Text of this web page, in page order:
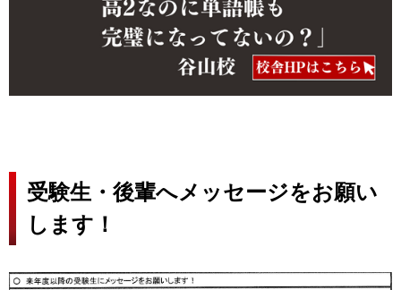
受験生・後輩へメッセージをお願い
します！